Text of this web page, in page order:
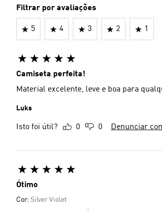
Filtrar por avaliações
5 4 3 2 1
Camiseta perfeita!
Material excelente, leve e boa para
Luks
Isto foi útil? 0 0 Denunciar
Ótimo
Cor: Silver Violet